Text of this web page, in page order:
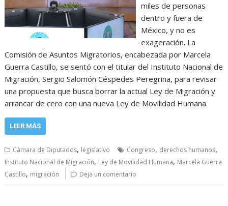
miles de personas
dentro y fuera de
México, y no es
exageración. La
Comisión de Asuntos Migratorios, encabezada por Marcela
Guerra Castillo, se sentó con el titular del Instituto Nacional de
Migración, Sergio Salomón Céspedes Peregrina, para revisar
una propuesta que busca borrar la actual Ley de Migración y
arrancar de cero con una nueva Ley de Movilidad Humana.
LEER MÁS
Cámara de Diputados, legislativo Congreso, derechos humanos,
Instituto Nacional de Migración, Ley de Movilidad Humana, Marcela Guerra
Castillo, migración Deja un comentario